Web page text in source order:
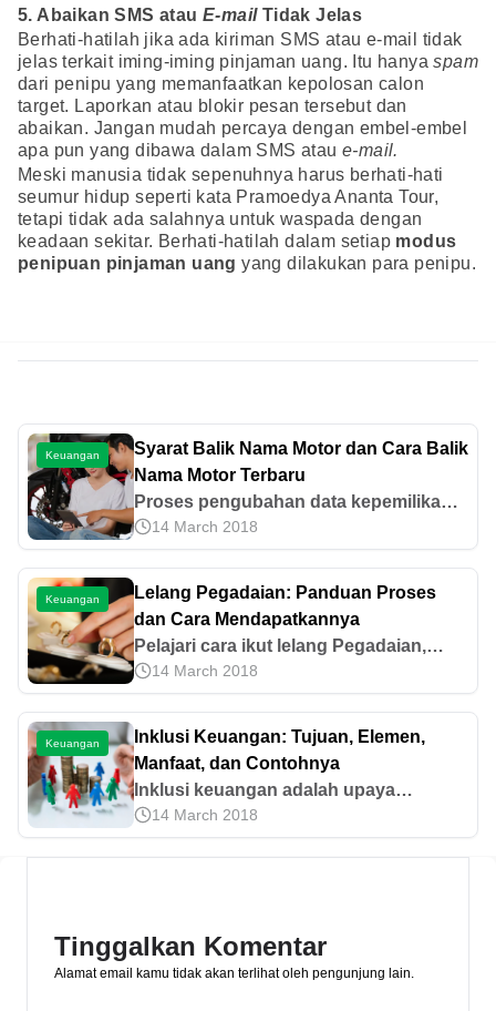
5. Abaikan SMS atau E-mailTidak Jelas
Berhati-hatilah jika ada kiriman SMS atau e-mail tidak
jelas terkait iming-iming pinjaman uang. Itu hanyaspam
dari penipu yang memanfaatkan kepolosan calon
target. Laporkan atau blokir pesan tersebut dan
abaikan. Jangan mudah percaya dengan embel-embel
apa pun yang dibawa dalam SMS atau e-mail.
Meski manusia tidak sepenuhnya harus berhati-hati
seumur hidup seperti kata Pramoedya Ananta Tour,
tetapi tidak ada salahnya untuk waspada dengan
keadaan sekitar. Berhati-hatilah dalam setiap modus
penipuan pinjaman uang yang dilakukan para penipu.
Keuangan
Syarat Balik Nama Motor dan Cara Balik
Nama Motor Terbaru
Proses pengubahan data kepemilikan
suatu kendaraan bermotor tentu
memerlukan biaya balik nama motor.
Baca syarat dan caranya di artikel ini!
14 March 2018
Keuangan
Lelang Pegadaian: Panduan Proses
dan Cara Mendapatkannya
Pelajari cara ikut lelang Pegadaian,
prosesnya, dan tips mendapatkan
barang lelang resmi. Ketahui juga cara
mudah memiliki emas lewat Cicil Emas
di sini.
14 March 2018
Keuangan
Inklusi Keuangan: Tujuan, Elemen,
Manfaat, dan Contohnya
Inklusi keuangan adalah upaya
memperluas akses layanan keuangan
dan investasi secara aman dan mudah.
14 March 2018
Tinggalkan Komentar
Alamat email kamu tidak akan terlihat oleh pengunjung lain.